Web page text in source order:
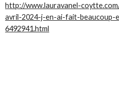
http://www.lauravanel-
avril-2024-j-en-ai-fait-
6492941.html